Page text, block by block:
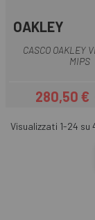
OAKLEY
CASCO OAKLEY
MIPS
280,50 €
Visualizzati 1-24 su